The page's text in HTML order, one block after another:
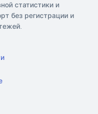
статистики и
без регистрации и